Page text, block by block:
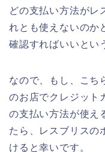
どの支払い方法がレ
れとも使えないのか
確認すればいいとい
なので、もし、こち
のお店でクレジット
の支払い方法が使え
たら、レスブリスの
けると幸いです。